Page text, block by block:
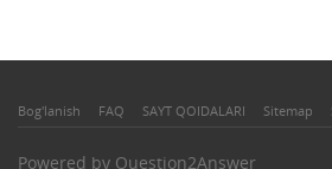
Bog'lanish FAQ SAYT QOIDALARI Sitemap
Powered by Question2Answer